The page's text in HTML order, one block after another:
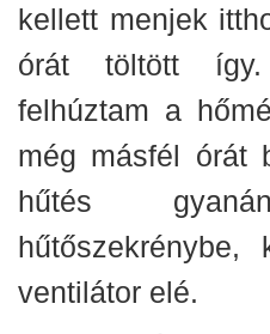
kellett menjek
órát töltött így.
felhúztam a
még másfél órát
hűtés
hűtőszekrénybe,
ventilátor elé.